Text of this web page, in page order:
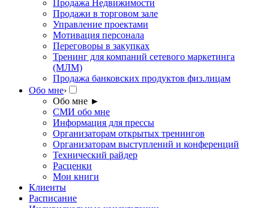
Продажа Недвижимости
Продажи в торговом зале
Управление проектами
Мотивация персонала
Переговоры в закупках
Тренинг для компаний сетевого маркетинга
(МЛМ)
Продажа банковских продуктов физ.лицам
Обо мне›
Обо мне ►
СМИ обо мне
Информация для прессы
Организаторам открытых тренингов
Организаторам выступлений и конференций
Технический райдер
Расценки
Мои книги
Клиенты
Расписание